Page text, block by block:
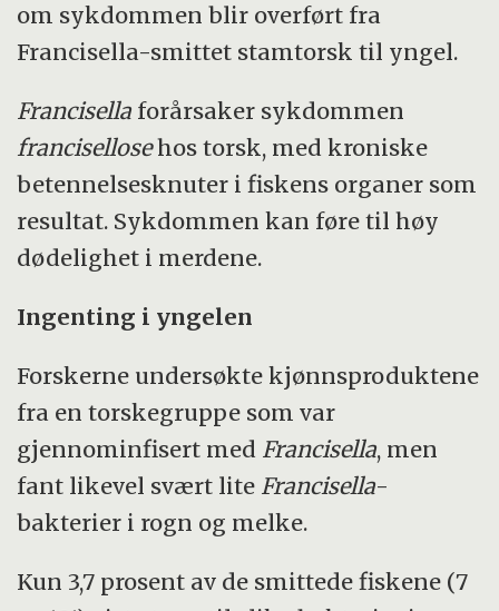
om sykdommen blir overført fra
Francisella-smittet stamtorsk til yngel.
Francisella forårsaker sykdommen
francisellosehos torsk, med kroniske
betennelsesknuter i fiskens organer som
resultat. Sykdommen kan føre til høy
dødelighet i merdene.
Ingenting i yngelen
Forskerne undersøkte kjønnsproduktene
fra en torskegruppe som var
gjennominfisert med Francisella, men
fant likevel svært lite Francisella-
bakterier i rogn og melke.
Kun 3,7 prosent av de smittede fiskene (7